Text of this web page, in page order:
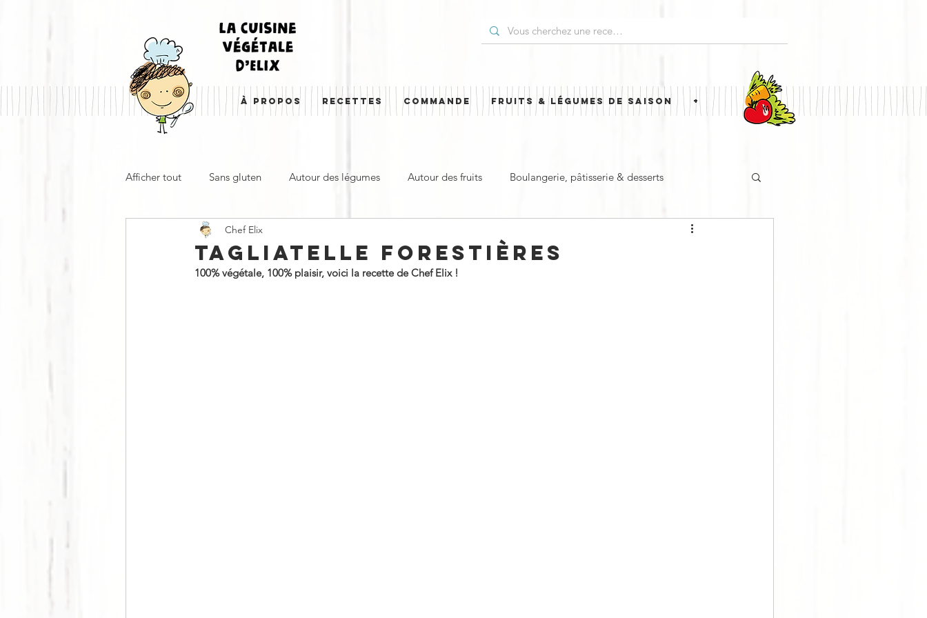
À PROPOS RECETTES COMMANDE FRUITS & LÉGUMES DE SAISON +
Afficher tout Sans gluten Autour des légumes Autour des fruits Boulangerie, pâtisserie & desserts
Entrée, apéro & accompagnement
TAGLIATELLE FORESTIÈRES
Chef Elix
100% végétale, 100% plaisir, voici la recette de Chef Elix !